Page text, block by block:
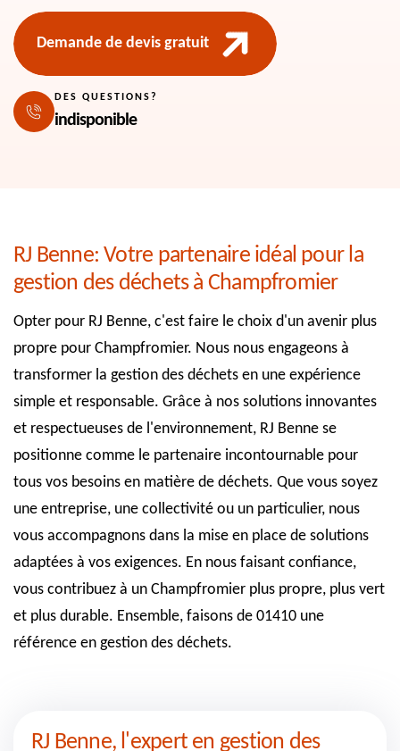
Demande de devis gratuit
DES QUESTIONS?
indisponible
RJ Benne: Votre partenaire idéal pour la
gestion des déchets à Champfromier
Opter pour RJ Benne, c'est faire le choix d'un avenir plus
propre pour Champfromier. Nous nous engageons à
transformer la gestion des déchets en une expérience
simple et responsable. Grâce à nos solutions innovantes
et respectueuses de l'environnement, RJ Benne se
positionne comme le partenaire incontournable pour
tous vos besoins en matière de déchets. Que vous soyez
une entreprise, une collectivité ou un particulier, nous
vous accompagnons dans la mise en place de solutions
adaptées à vos exigences. En nous faisant confiance,
vous contribuez à un Champfromier plus propre, plus vert
et plus durable. Ensemble, faisons de 01410 une
référence en gestion des déchets.
RJ Benne, l'expert en gestion des